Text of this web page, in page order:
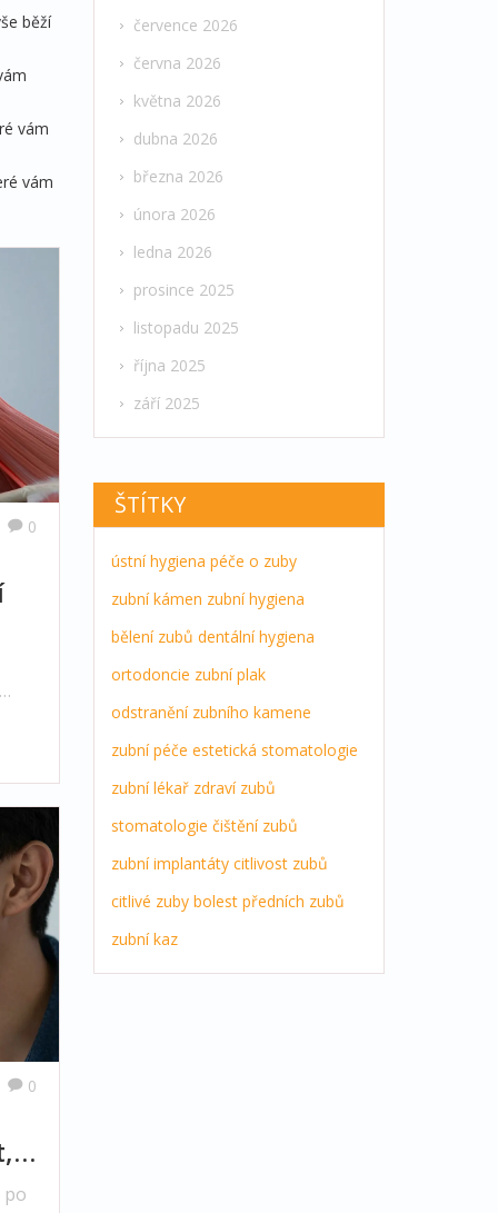
běží
vám
vám
0
0
po
července 2026
června 2026
května 2026
dubna 2026
března 2026
února 2026
ledna 2026
prosince 2025
listopadu 2025
října 2025
září 2025
ŠTÍTKY
ústní hygiena péče o zuby
zubní kámen zubní hygiena
bělení zubů dentální hygiena
ortodoncie zubní plak
odstranění zubního kamene
zubní péče estetická stomatologie
zubní lékař zdraví zubů
stomatologie čištění zubů
zubní implantáty citlivost zubů
citlivé zuby bolest předních zubů
zubní kaz